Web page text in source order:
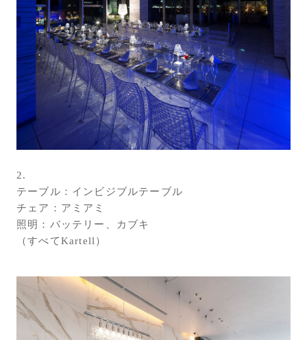
オンライン見積もり ショールームを探す
2.
テーブル：インビジブルテーブル
チェア：アミアミ
照明：バッテリー、カブキ
（すべてKartell）